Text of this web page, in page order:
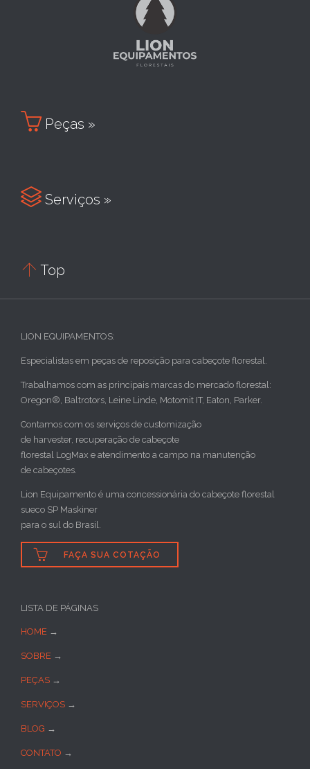
 Peças »
 Serviços »
 Top
LION EQUIPAMENTOS:
Especialistas em peças de reposição para cabeçote florestal.
Trabalhamos com as principais marcas do mercado florestal:
Oregon®, Baltrotors, Leine Linde, Motomit IT, Eaton, Parker.
Contamos com os serviços de customização
de harvester, recuperação de cabeçote
florestal LogMax e atendimento a campo na manutenção
de cabeçotes.
Lion Equipamento é uma concessionária do cabeçote florestal
sueco SP Maskiner
para o sul do Brasil.
 FAÇA SUA COTAÇÃO
LISTA DE PÁGINAS
HOME →
SOBRE →
PEÇAS →
SERVIÇOS →
BLOG →
CONTATO →